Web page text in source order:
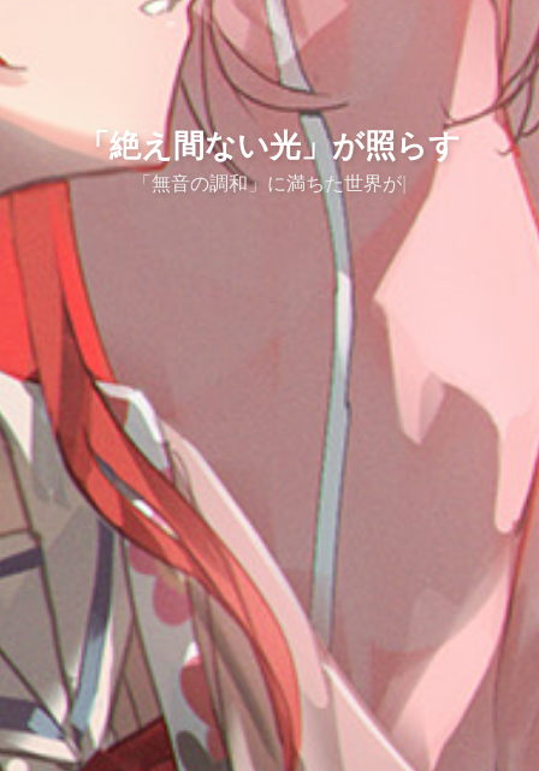
「絶え間ない光」が照らす
「無音の調和」に満ちた世界が|